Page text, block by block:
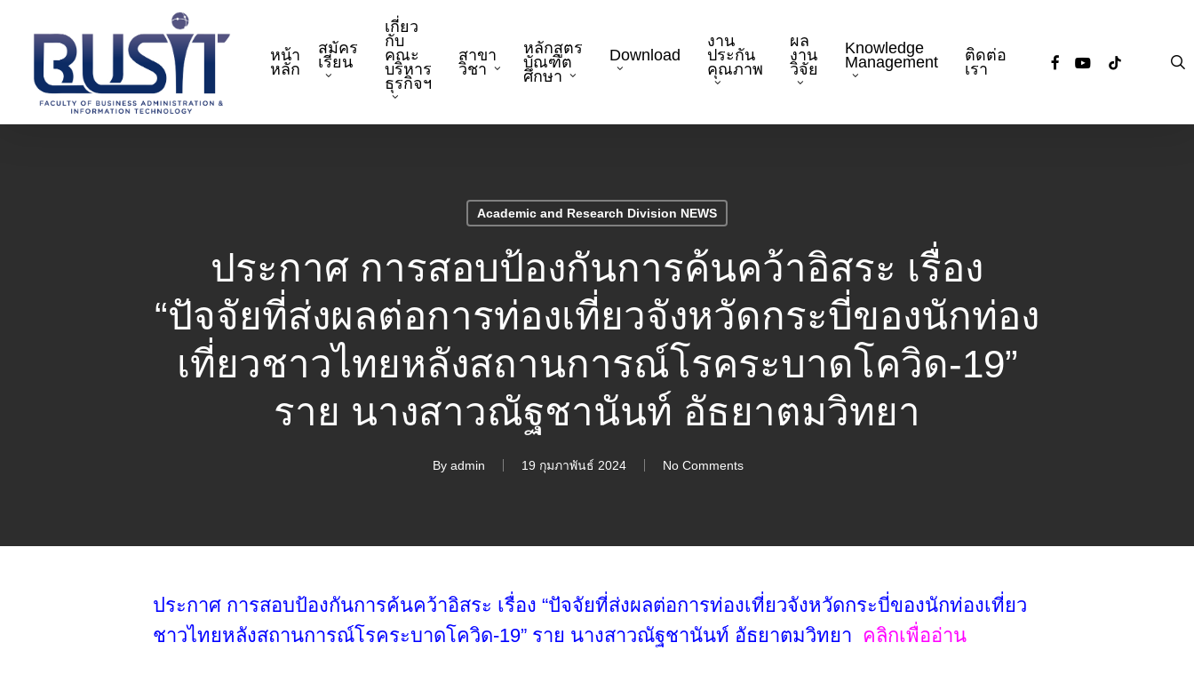
content
หน้า
หลัก
สมัคร
เรียน
เกี่ยว
กับ
คณะ
บริหาร
ธุรกิจฯ
สาขา
วิชา
หลักสูตร
บัณฑิต
ศึกษา
Download
งาน
ประกัน
คุณภาพ
ผล
งาน
วิจัย
Knowledge
Management
ติดต่อ
เรา
facebookyoutube
tiktok
Academic and Research Division NEWS
ประกาศ การสอบป้องกันการค้นคว้าอิสระ เรื่อง
“ปัจจัยที่ส่งผลต่อการท่องเที่ยวจังหวัดกระบี่ของนักท่อง
เที่ยวชาวไทยหลังสถานการณ์โรคระบาดโควิด-19”
ราย นางสาวณัฐชานันท์ อัธยาตมวิทยา
By admin 19 กุมภาพันธ์ 2024 No Comments
ประกาศ การสอบป้องกันการค้นคว้าอิสระ เรื่อง “ปัจจัยที่ส่งผลต่อการท่องเที่ยวจังหวัดกระบี่ของนักท่องเที่ยว
ชาวไทยหลังสถานการณ์โรคระบาดโควิด-19” ราย นางสาวณัฐชานันท์ อัธยาตมวิทยา คลิกเพื่ออ่าน